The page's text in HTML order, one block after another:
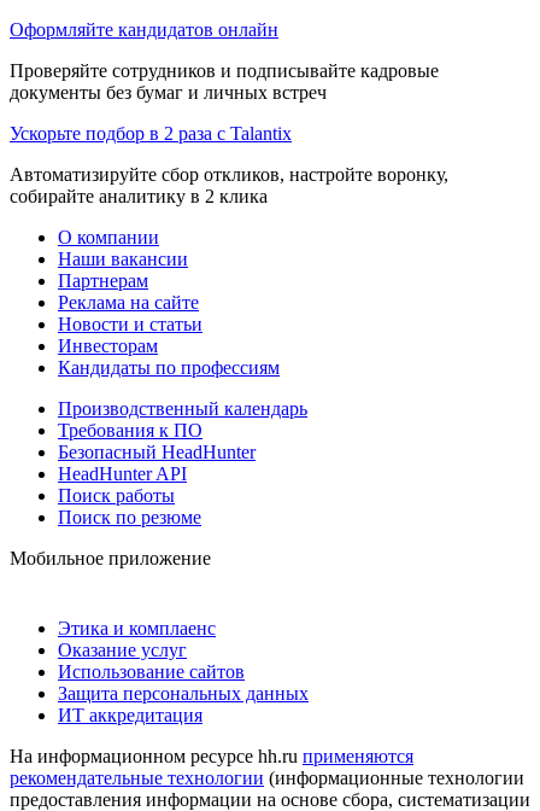
Оформляйте кандидатов онлайн
Проверяйте сотрудников и подписывайте кадровые
документы без бумаг и личных встреч
Ускорьте подбор в 2 раза с Talantix
Автоматизируйте сбор откликов, настройте воронку,
собирайте аналитику в 2 клика
О компании
Наши вакансии
Партнерам
Реклама на сайте
Новости и статьи
Инвесторам
Кандидаты по профессиям
Производственный календарь
Требования к ПО
Безопасный HeadHunter
HeadHunter API
Поиск работы
Поиск по резюме
Мобильное приложение
Этика и комплаенс
Оказание услуг
Использование сайтов
Защита персональных данных
ИТ аккредитация
На информационном ресурсе hh.ru применяются
рекомендательные технологии (информационные технологии
предоставления информации на основе сбора, систематизации